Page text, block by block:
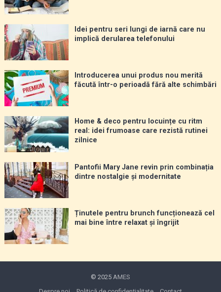
Idei pentru seri lungi de iarnă care nu
implică derularea telefonului
Introducerea unui produs nou merită
făcută într-o perioadă fără alte schimbări
Home & deco pentru locuințe cu ritm
real: idei frumoase care rezistă rutinei
zilnice
Pantofii Mary Jane revin prin combinația
dintre nostalgie și modernitate
Ținutele pentru brunch funcționează cel
mai bine între relaxat și îngrijit
© 2025 AMES